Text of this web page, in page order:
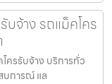
บจ้าง รถแม็คโคร
ครรับจ้าง บริการทั่ว
บการณ์ แล